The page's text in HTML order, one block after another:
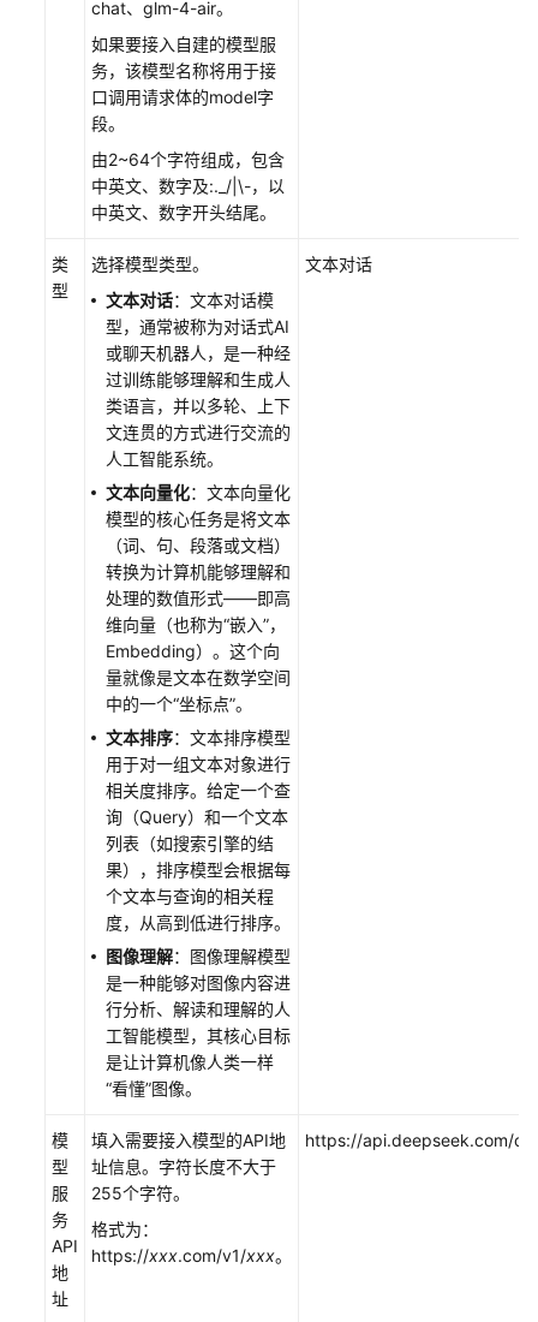
调
测
模
型
配
置
型
AgentArts
代
码
开
发
智
能
chat、glm-4-air。
如果要接入自建的模型服
务，该模型名称将用于接
口调用请求体的model字
段。
由2~64个字符组成，包含
中英文、数字及:._/|\-，以
中英文、数字开头结尾。
类
型
选择模型类型。
文本对话：文本对话模
型，通常被称为对话式AI
或聊天机器人，是一种经
过训练能够理解和生成人
类语言，并以多轮、上下
文连贯的方式进行交流的
人工智能系统。
文本向量化：文本向量化
模型的核心任务是将文本
（词、句、段落或文档）
转换为计算机能够理解和
处理的数值形式——即高
维向量（也称为“嵌入”，
Embedding）。这个向
量就像是文本在数学空间
中的一个“坐标点”。
文本排序：文本排序模型
用于对一组文本对象进行
相关度排序。给定一个查
询（Query）和一个文本
列表（如搜索引擎的结
果），排序模型会根据每
个文本与查询的相关程
度，从高到低进行排序。
图像理解：图像理解模型
是一种能够对图像内容进
行分析、解读和理解的人
工智能模型，其核心目标
是让计算机像人类一样
“看懂”图像。
文本对话
模
型
服
务
API
地
址
填入需要接入模型的API地
址信息。字符长度不大于
255个字符。
格式为：
https://xxx.com/v1/xxx。
https://api.deepseek.com/